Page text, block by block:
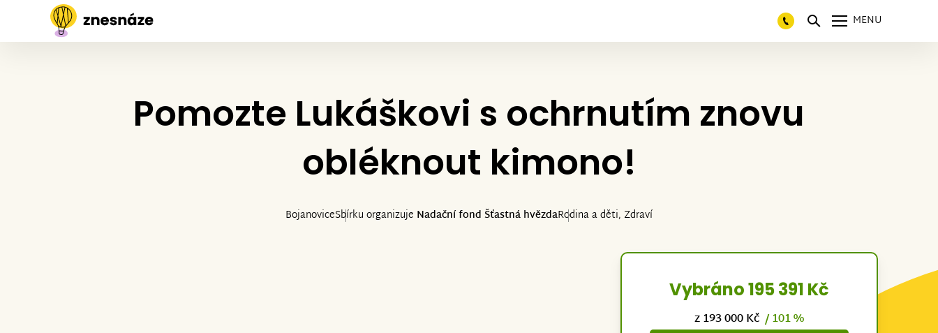
MENU
Pomozte Lukáškovi s ochrnutím znovu
obléknout kimono!
BojanoviceSbírku organizuje Nadační fond Šťastná hvězdaRodina a děti, Zdraví
Vybráno 195 391 Kč
z 193 000 Kč / 101 %